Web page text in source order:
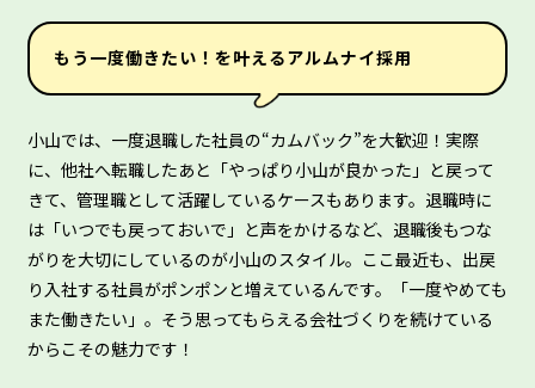
もう一度働きたい！を叶えるアルムナイ採用
小山では、一度退職した社員の“カムバック”を大歓迎！実際
に、他社へ転職したあと「やっぱり小山が良かった」と戻って
きて、管理職として活躍しているケースもあります。退職時に
は「いつでも戻っておいで」と声をかけるなど、退職後もつな
がりを大切にしているのが小山のスタイル。ここ最近も、出戻
り入社する社員がポンポンと増えているんです。「一度やめても
また働きたい」。そう思ってもらえる会社づくりを続けている
からこその魅力です！